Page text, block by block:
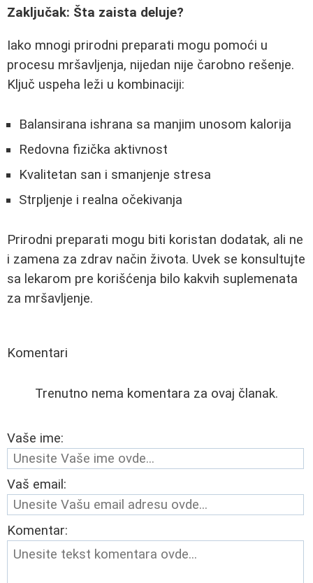
Zaključak: Šta zaista deluje?
Iako mnogi prirodni preparati mogu pomoći u
procesu mršavljenja, nijedan nije čarobno rešenje.
Ključ uspeha leži u kombinaciji:
Balansirana ishrana sa manjim unosom kalorija
Redovna fizička aktivnost
Kvalitetan san i smanjenje stresa
Strpljenje i realna očekivanja
Prirodni preparati mogu biti koristan dodatak, ali ne
i zamena za zdrav način života. Uvek se konsultujte
sa lekarom pre korišćenja bilo kakvih suplemenata
za mršavljenje.
Komentari
Trenutno nema komentara za ovaj članak.
Vaše ime:
Vaš email:
Komentar: